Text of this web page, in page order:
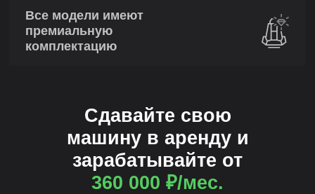
Все модели имеют
премиальную
комплектацию
Сдавайте свою
машину в аренду и
зарабатывайте от
360 000 ₽/мес.